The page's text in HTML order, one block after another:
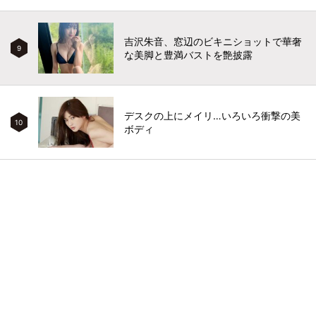
9
吉沢朱音、窓辺のビキニショットで華奢
な美脚と豊満バストを艶披露
10
デスクの上にメイリ…いろいろ衝撃の美
ボディ